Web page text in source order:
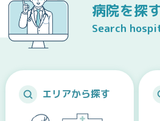
Search
病院を探
エリアから探す